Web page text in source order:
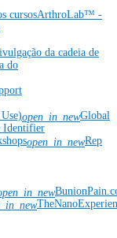
cursosArthroLab™ -
da cadeia de
do
open_in_newGlobal
Identifier
open_in_newRep